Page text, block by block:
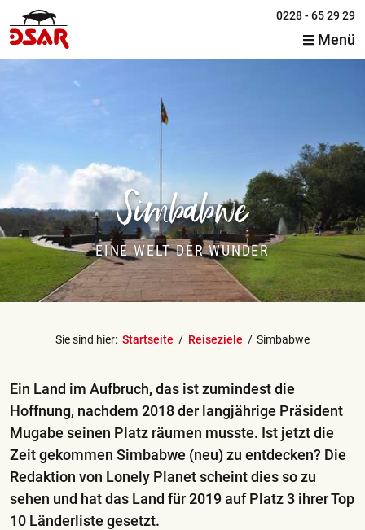
0228 - 65 29 29
Menü
Sie sind hier: Startseite Reiseziele Simbabwe
Simbabwe
EINE WELT DER WUNDER
Ein Land im Aufbruch, das ist zumindest die
Hoffnung, nachdem 2018 der langjährige Präsident
Mugabe seinen Platz räumen musste. Ist jetzt die
Zeit gekommen Simbabwe (neu) zu entdecken? Die
Redaktion von Lonely Planet scheint dies so zu
sehen und hat das Land für 2019 auf Platz 3 ihrer Top
10 Länderliste gesetzt.